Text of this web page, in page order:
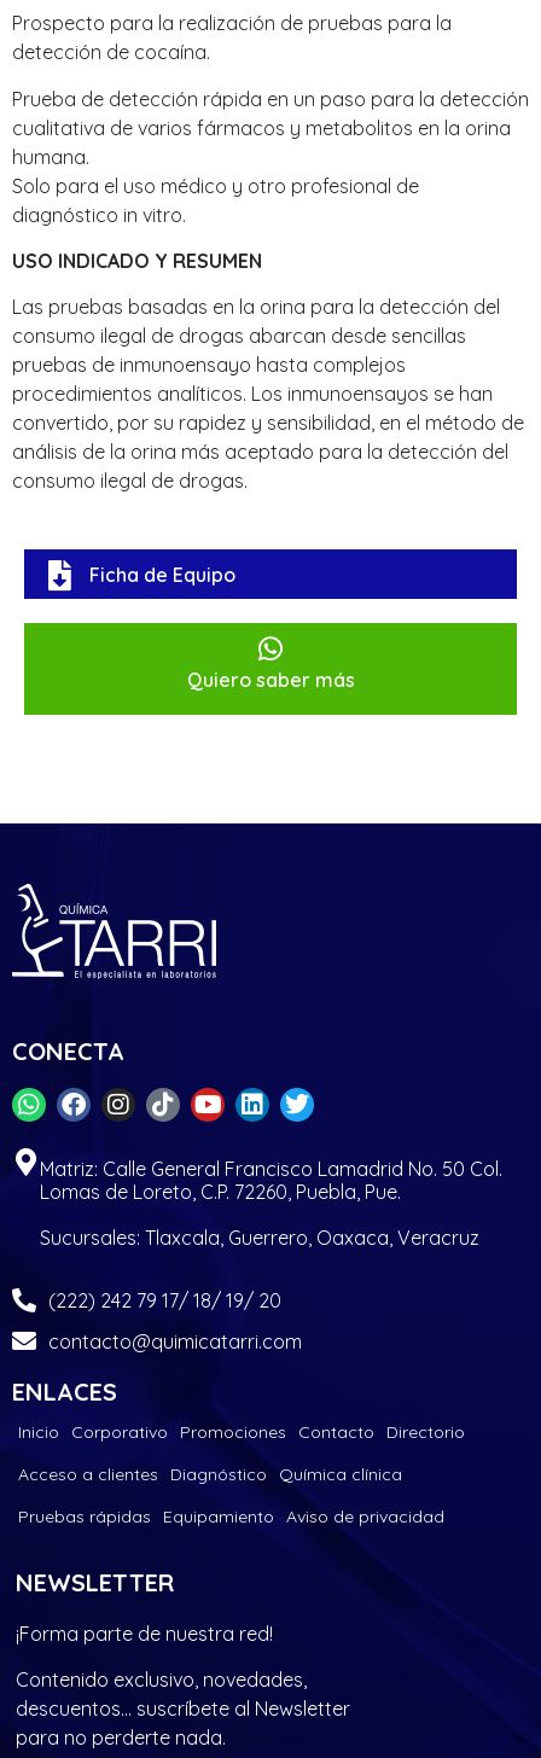
Prospecto para la realización de pruebas para la
detección de cocaína.
Prueba de detección rápida en un paso para la detección
cualitativa de varios fármacos y metabolitos en la orina
humana.
Solo para el uso médico y otro profesional de
diagnóstico in vitro.
USO INDICADO Y RESUMEN
Las pruebas basadas en la orina para la detección del
consumo ilegal de drogas abarcan desde sencillas
pruebas de inmunoensayo hasta complejos
procedimientos analíticos. Los inmunoensayos se han
convertido, por su rapidez y sensibilidad, en el método de
análisis de la orina más aceptado para la detección del
consumo ilegal de drogas.
Ficha de Equipo
Quiero saber más
CONECTA
Matriz: Calle General Francisco Lamadrid No. 50 Col.
Lomas de Loreto, C.P. 72260, Puebla, Pue.
Sucursales: Tlaxcala, Guerrero, Oaxaca, Veracruz
(222) 242 79 17/ 18/ 19/ 20
contacto@quimicatarri.com
ENLACES
Inicio Corporativo Promociones Contacto
Directorio
Acceso a clientes
Diagnóstico
Química clínica
Pruebas rápidas
Equipamiento Aviso de privacidad
NEWSLETTER
¡Forma parte de nuestra red!
Contenido exclusivo, novedades,
descuentos… suscríbete al Newsletter
para no perderte nada.